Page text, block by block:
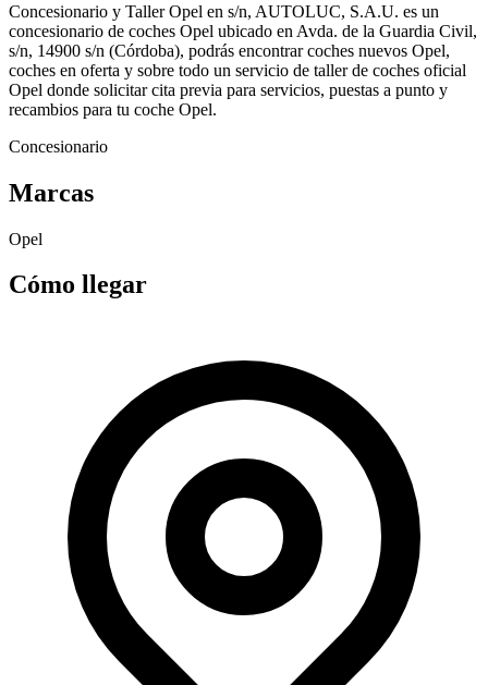
Concesionario y Taller Opel en s/n, AUTOLUC, S.A.U. es un
concesionario de coches Opel ubicado en Avda. de la Guardia Civil,
s/n, 14900 s/n (Córdoba), podrás encontrar coches nuevos Opel,
coches en oferta y sobre todo un servicio de taller de coches oficial
Opel donde solicitar cita previa para servicios, puestas a punto y
recambios para tu coche Opel.
Concesionario
Marcas
Opel
Cómo llegar